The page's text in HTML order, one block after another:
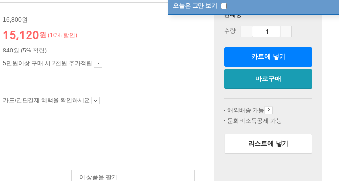
오늘은 그만 보기
16,800원
15,120원 (10% 할인)
840원 (5% 적립)
5만원이상 구매 시 2천원 추가적립
카드/간편결제 혜택을 확인하세요
이 상품을 팔기
판매중
수량
카트에 넣기
바로구매
해외배송 가능
문화비소득공제 가능
리스트에 넣기